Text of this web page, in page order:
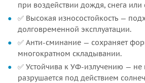
при воздействии дождя, снега или
✅ Высокая износостойкость —
долговременной эксплуатации.
✅ Анти-сминание — сохраняет
многократном складывании.
✅ Устойчива к УФ-излучению — не
разрушается под действием